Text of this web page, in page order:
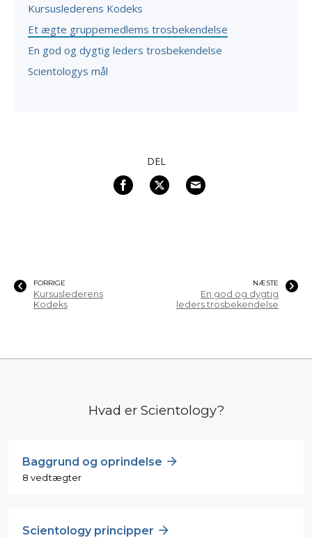
Kursuslederens Kodeks
Et ægte gruppemedlems trosbekendelse
En god og dygtig leders trosbekendelse
Scientologys mål
DEL
FORRIGE
Kursuslederens
Kodeks
NÆSTE
En god og dygtig
leders trosbekendelse
Hvad er Scientology?
Baggrund og oprindelse
8 vedtægter
Scientology principper